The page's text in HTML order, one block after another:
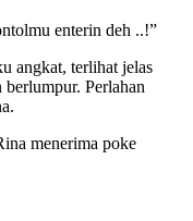
enterin deh ..!”
angkat, terlihat jelas
Perlahan
menerima poke